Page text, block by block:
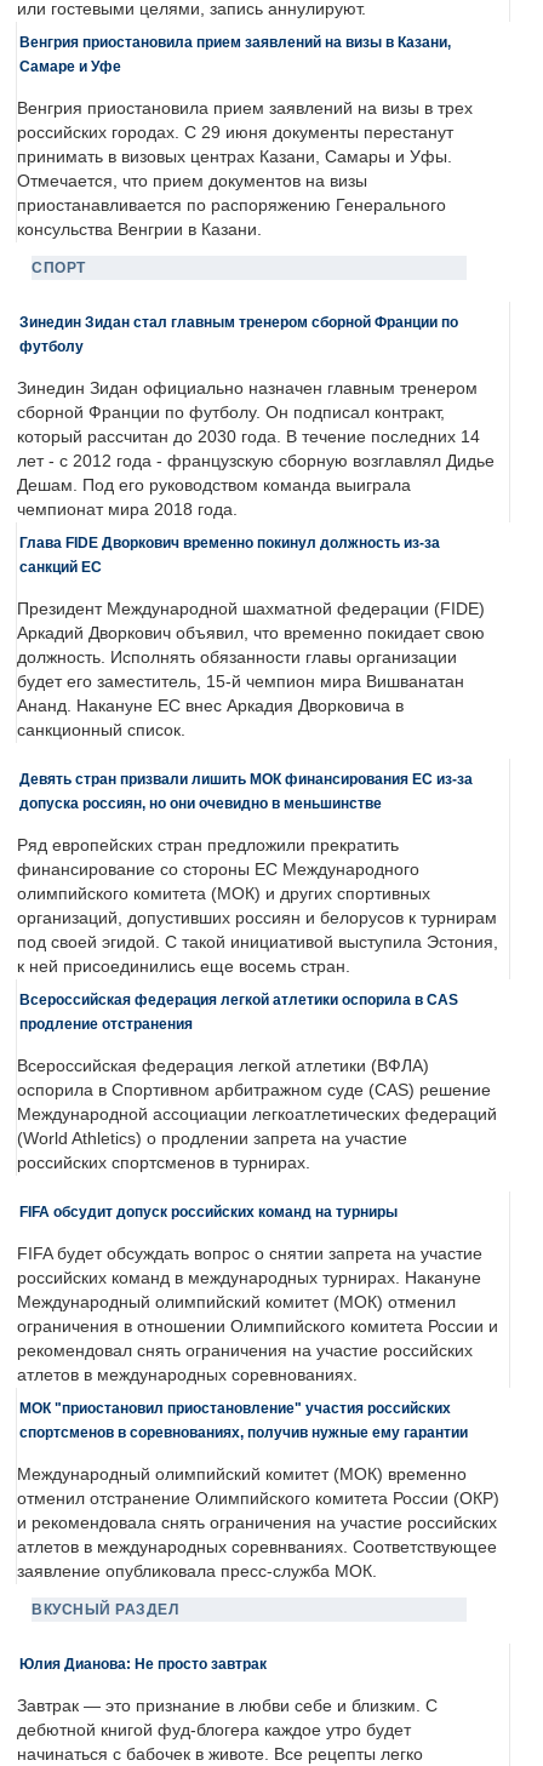
или гостевыми целями, запись аннулируют.
Венгрия приостановила прием заявлений на визы в Казани,
Самаре и Уфе
Венгрия приостановила прием заявлений на визы в трех
российских городах. С 29 июня документы перестанут
принимать в визовых центрах Казани, Самары и Уфы.
Отмечается, что прием документов на визы
приостанавливается по распоряжению Генерального
консульства Венгрии в Казани.
СПОРТ
Зинедин Зидан стал главным тренером сборной Франции по
футболу
Зинедин Зидан официально назначен главным тренером
сборной Франции по футболу. Он подписал контракт,
который рассчитан до 2030 года. В течение последних 14
лет - с 2012 года - французскую сборную возглавлял Дидье
Дешам. Под его руководством команда выиграла
чемпионат мира 2018 года.
Глава FIDE Дворкович временно покинул должность из-за
санкций ЕС
Президент Международной шахматной федерации (FIDE)
Аркадий Дворкович объявил, что временно покидает свою
должность. Исполнять обязанности главы организации
будет его заместитель, 15-й чемпион мира Вишванатан
Ананд. Накануне ЕС внес Аркадия Дворковича в
санкционный список.
Девять стран призвали лишить МОК финансирования ЕС из-за
допуска россиян, но они очевидно в меньшинстве
Ряд европейских стран предложили прекратить
финансирование со стороны ЕС Международного
олимпийского комитета (МОК) и других спортивных
организаций, допустивших россиян и белорусов к турнирам
под своей эгидой. С такой инициативой выступила Эстония,
к ней присоединились еще восемь стран.
Всероссийская федерация легкой атлетики оспорила в CAS
продление отстранения
Всероссийская федерация легкой атлетики (ВФЛА)
оспорила в Спортивном арбитражном суде (CAS) решение
Международной ассоциации легкоатлетических федераций
(World Athletics) о продлении запрета на участие
российских спортсменов в турнирах.
FIFA обсудит допуск российских команд на турниры
FIFA будет обсуждать вопрос о снятии запрета на участие
российских команд в международных турнирах. Накануне
Международный олимпийский комитет (МОК) отменил
ограничения в отношении Олимпийского комитета России и
рекомендовал снять ограничения на участие российских
атлетов в международных соревнованиях.
МОК "приостановил приостановление" участия российских
спортсменов в соревнованиях, получив нужные ему гарантии
Международный олимпийский комитет (МОК) временно
отменил отстранение Олимпийского комитета России (ОКР)
и рекомендовала снять ограничения на участие российских
атлетов в международных соревнваниях. Соответствующее
заявление опубликовала пресс-служба МОК.
ВКУСНЫЙ РАЗДЕЛ
Юлия Дианова: Не просто завтрак
Завтрак — это признание в любви себе и близким. С
дебютной книгой фуд-блогера каждое утро будет
начинаться с бабочек в животе. Все рецепты легко